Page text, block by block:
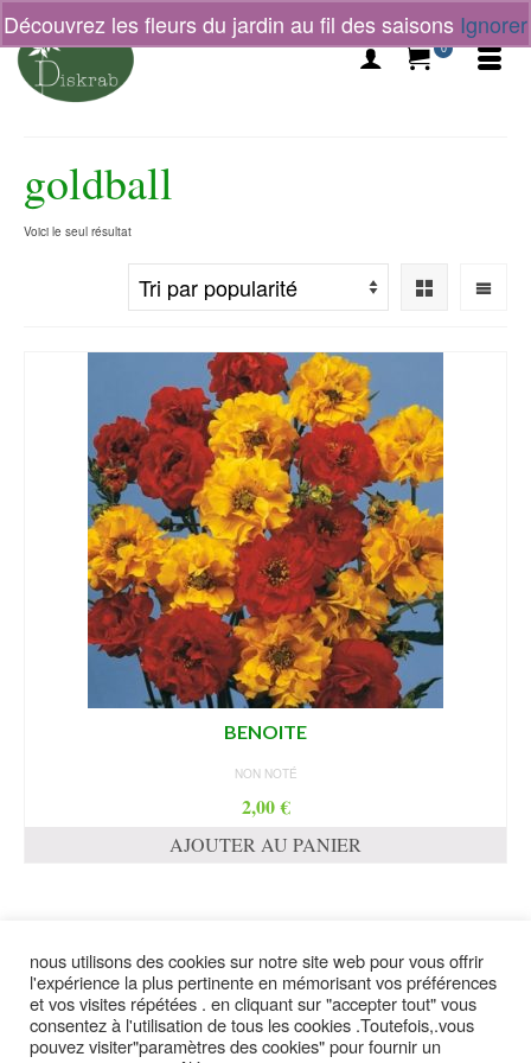
Découvrez les fleurs du jardin au fil des saisons Ignorer
0
goldball
Voici le seul résultat
BENOITE
NON NOTÉ
2,00€
AJOUTER AU PANIER
suivez moi
contact plan du site Politique de confidentialité mentions légales
nous utilisons des cookies sur notre site web pour vous offrir
l'expérience la plus pertinente en mémorisant vos préférences
et vos visites répétées . en cliquant sur "accepter tout" vous
consentez à l'utilisation de tous les cookies .Toutefois,.vous
pouvez visiter"paramètres des cookies" pour fournir un